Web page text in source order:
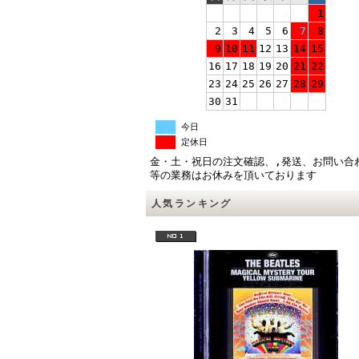
1
2
3 4 5 6 7
8
9 10 11 12 13 14 15
16 17 18 19 20 21 22
23 24 25 26 27 28 29
30 31
今日
定休日
金・土・祝日の注文確認、,発送、お問い合
等の業務はお休みを頂いております
人気ランキング